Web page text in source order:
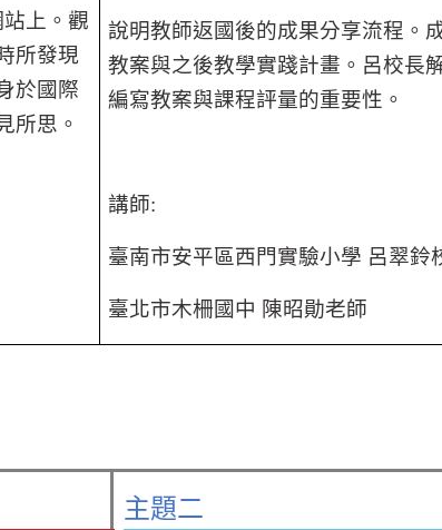
站上。觀
所發現
於國際
所思。
說明教師返國後的成果分享流程。
教案與之後教學實踐計畫。呂校長
編寫教案與課程評量的重要性。
講師:
臺南市安平區西門實驗小學 呂翠鈴
臺北市木柵國中 陳昭勛老師
主題二